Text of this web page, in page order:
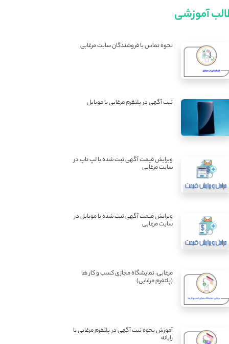
آموزشی
نحوه تماس با فروشندگان سایت مرغابی
ثبت آگهی در پلتفرم مرغابی با موبایل
ویرایش قیمت آگهی ثبت شده با لپ تاپ در
سایت مرغابی
ویرایش قیمت آگهی ثبت شده با موبایل در
سایت مرغابی
مرغابی، نمایشگاه مجازی کسب و کار ها
(پلتفرم مرغابی)
آموزش نحوه ثبت آگهی در پلتفرم مرغابی با
رایانه